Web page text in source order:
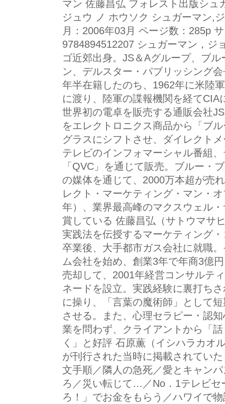
マン 佐藤昌弘 フォレスト出版シュ
ジュウ ノ ホウソク シュガーマン,
月：2006年03月 ページ数：285p
9784894512207 シュガーマン，ジ
ゴ近郊出身。JS＆Aグループ、ブ
ン、デルスター・パブリッシング
年半在籍したのち、1962年に米陸
に渡り、陸軍の諜報機関を経て
世界初の電卓を販売する通販会社
をエレクトロニクス商品から「ブ
グラスにシフトさせ、ダイレクト
テレビのインフォマーシャル番組
「QVC」を通じて販売。ブルー・
の媒体を通じて、2000万本超が売
レクト・マーケティング・マン・
年）、業界最高峰のマクスウェル
賞している 佐藤昌弘（サトウマサ
実践法を伝授するマーケティング
卒業後、大手都市ガス会社に就職
ム会社を始め、創業3年で年商3億
売却して、2001年経営コンサルテ
ネードを設立。実践経験に裏打ち
に操り、「言葉の魔術師」として
させる。また、心理セラピー・認
業を問わず、クライアントから「
く」と好評 石原薫（イシハラカオ
が刊行された当時に掲載されてい
文手順／隣人の急死／愛とキャン
ろ／災い転じて…／No．1テレビセ
ろ！」でお金をもらう／ハワイで